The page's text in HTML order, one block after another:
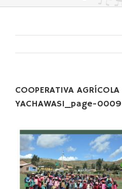
COOPERATIVA
YACHAWASI_page-0009